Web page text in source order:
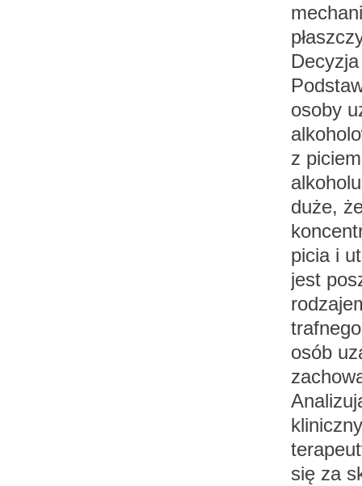
osoby
z piciem
duże,
picia i
jest
osób
się za